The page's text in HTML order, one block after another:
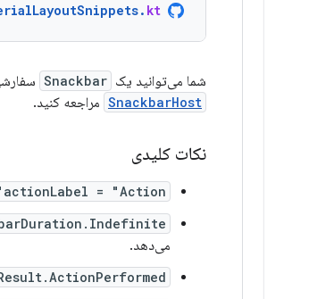
. kt
شما می‌توانید یک Snackbar
SnackbarHost مراجعه کنید.
نکات کلیدی
actionLabel = "Action"
می‌دهد.